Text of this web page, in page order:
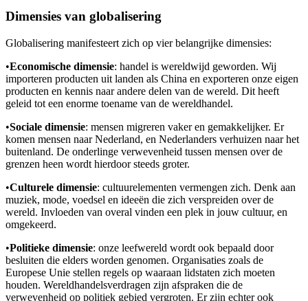
Dimensies van globalisering
Globalisering manifesteert zich op vier belangrijke dimensies:
•Economische dimensie: handel is wereldwijd geworden. Wij
importeren producten uit landen als China en exporteren onze eigen
producten en kennis naar andere delen van de wereld. Dit heeft
geleid tot een enorme toename van de wereldhandel.
•Sociale dimensie: mensen migreren vaker en gemakkelijker. Er
komen mensen naar Nederland, en Nederlanders verhuizen naar het
buitenland. De onderlinge verwevenheid tussen mensen over de
grenzen heen wordt hierdoor steeds groter.
•Culturele dimensie: cultuurelementen vermengen zich. Denk aan
muziek, mode, voedsel en ideeën die zich verspreiden over de
wereld. Invloeden van overal vinden een plek in jouw cultuur, en
omgekeerd.
•Politieke dimensie: onze leefwereld wordt ook bepaald door
besluiten die elders worden genomen. Organisaties zoals de
Europese Unie stellen regels op waaraan lidstaten zich moeten
houden. Wereldhandelsverdragen zijn afspraken die de
verwevenheid op politiek gebied vergroten. Er zijn echter ook